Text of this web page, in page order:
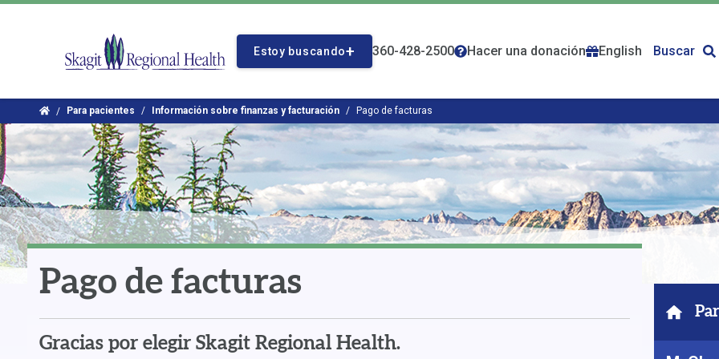
Ir
de
Regional
Health
Estoy buscando 360-428-2500 Hacer una donación English Buscar
Inicio Para pacientes Información sobre finanzas y facturación Pago de facturas
Pago de facturas
Gracias por elegir Skagit Regional Health.